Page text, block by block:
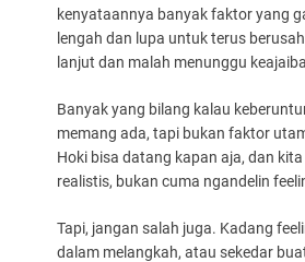
kenyataannya banyak faktor yang
lengah dan lupa untuk terus
lanjut dan malah menunggu
Banyak yang bilang kalau
memang ada, tapi bukan faktor
Hoki bisa datang kapan aja, dan
realistis, bukan cuma ngandelin
Tapi, jangan salah juga. Kadang
dalam melangkah, atau sekedar